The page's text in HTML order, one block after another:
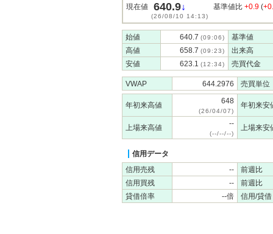
現在値 640.9↓
(26/08/10 14:13)
基準値比 +0.9 (
始値 640.7 (09:06)
基準値
高値
658.7 (09:23)
出来高
安値
623.1 (12:34) 売買代金
VWAP 644.2976 売買単位
年初来高値 648
(26/04/07)
年初来安
上場来高値 --
(--/--/--)
上場来安
信用データ
信用売残
--
前週比
信用買残
--
前週比
貸借倍率
--倍 信用/貸借